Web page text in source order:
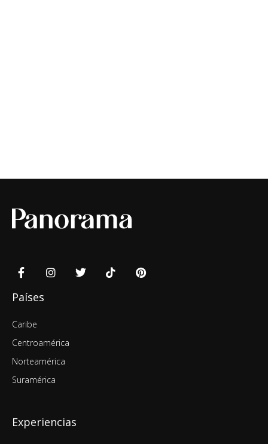
Países
Caribe
Centroamérica
Norteamérica
Suramérica
Experiencias